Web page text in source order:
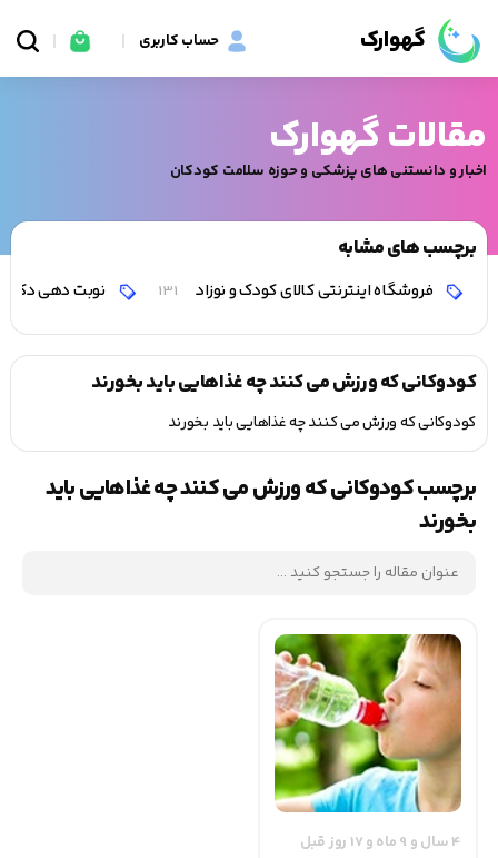
گهوارک حساب کاربری
مقالات گهوارک
اخبار و دانستنی های پزشکی و حوزه سلامت کودکان
برچسب های مشابه
فروشگاه اینترنتی کالای کودک و نوزاد 131 نوبت دهی
کودوکانی که ورزش می کنند چه غذاهایی باید بخورند
کودوکانی که ورزش می کنند چه غذاهایی باید بخورند
برچسب کودوکانی که ورزش می کنند چه غذاهایی باید
بخورند
4 سال و 9 ماه و 17 روز قبل